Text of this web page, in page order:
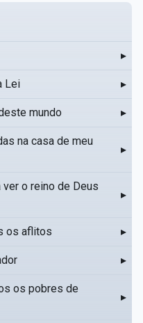
▸
Lei ▸
mundo ▸
na casa de meu
▸
o reino de Deus
▸
os aflitos ▸
▸
os pobres de
▸